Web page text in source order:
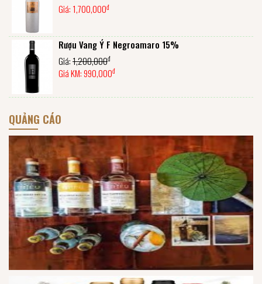
Giá: 1,700,000đ
Rượu Vang Ý F Negroamaro 15%
Giá:1,200,000đ
Giá KM:990,000đ
QUẢNG CÁO